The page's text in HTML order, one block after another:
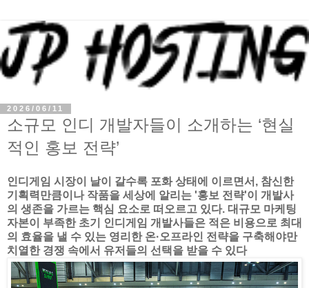
2026/06/11
소규모 인디 개발자들이 소개하는 ‘현실
적인 홍보 전략’
인디게임 시장이 날이 갈수록 포화 상태에 이르면서, 참신한
기획력만큼이나 작품을 세상에 알리는 '홍보 전략'이 개발사
의 생존을 가르는 핵심 요소로 떠오르고 있다. 대규모 마케팅
자본이 부족한 초기 인디게임 개발사들은 적은 비용으로 최대
의 효율을 낼 수 있는 영리한 온·오프라인 전략을 구축해야만
치열한 경쟁 속에서 유저들의 선택을 받을 수 있다